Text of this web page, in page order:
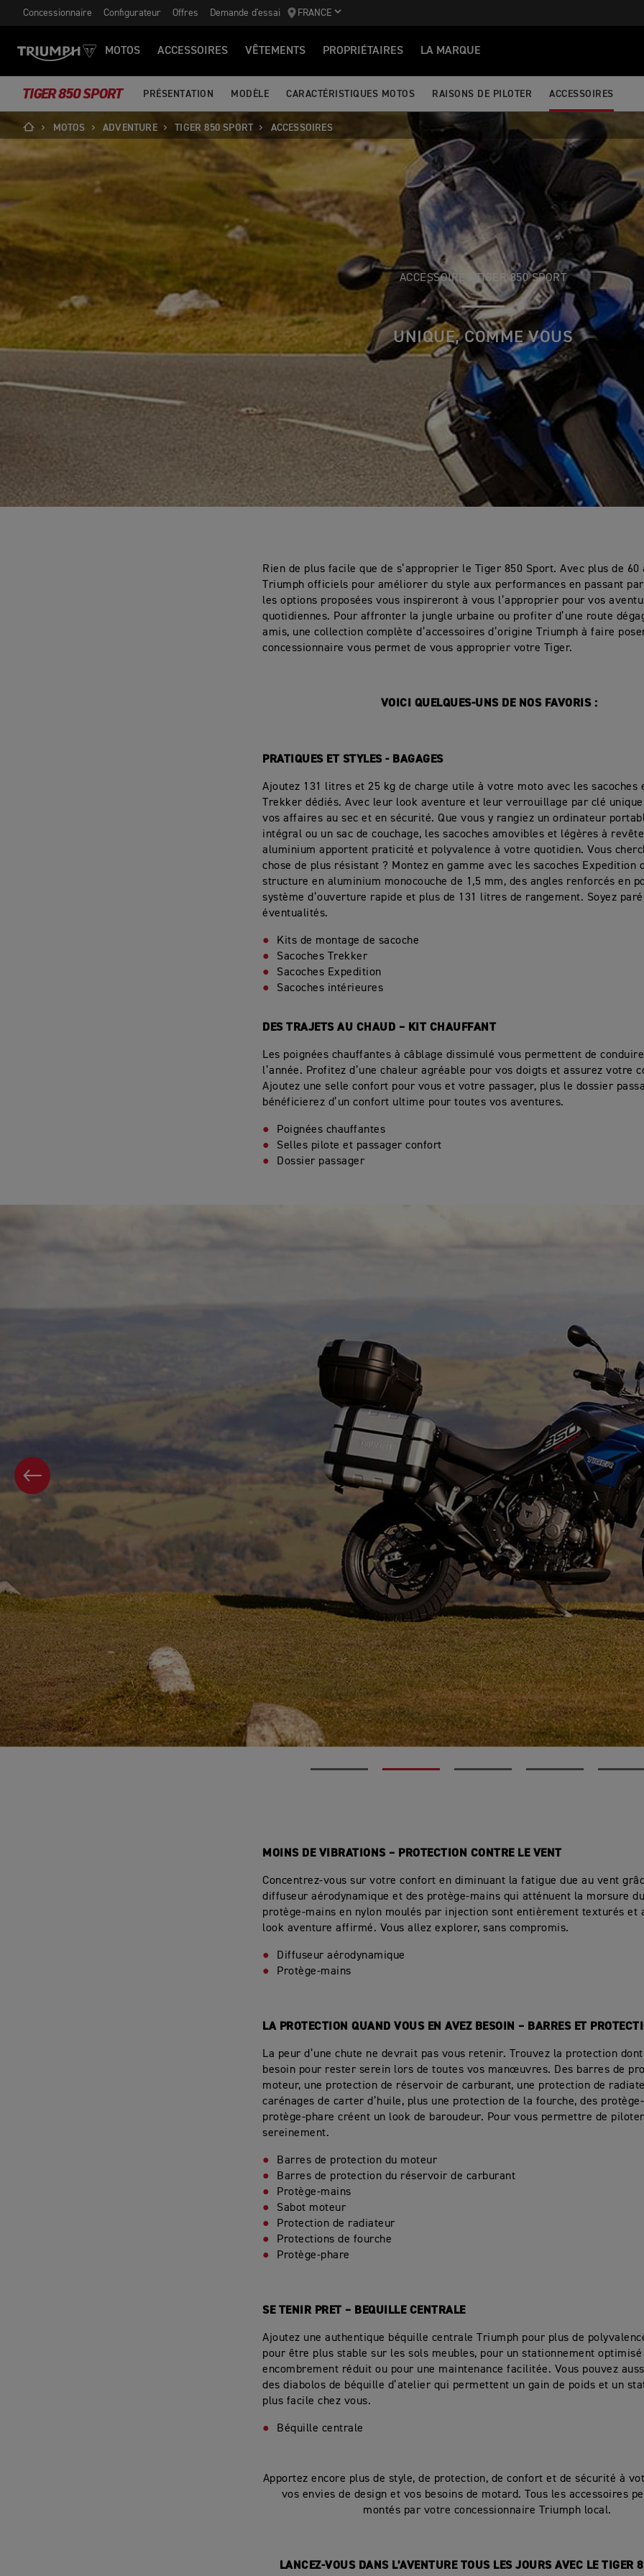
Concessionnaire Configurateur Offres Demande d'essai FRANCE
MOTOS ACCESSOIRES VÊTEMENTS PROPRIÉTAIRES LA MARQUE
TIGER 850 SPORT PRÉSENTATION MODÈLE CARACTÉRISTIQUES MOTOS RAISONS DE PILOTER ACCESSOIRES
MOTOS ADVENTURE TIGER 850 SPORT ACCESSOIRES
ACCESSOIRES TIGER 850 SPORT
UNIQUE, COMME VOUS
Rien de plus facile que de s’approprier le Tiger 850 Sport. Avec plus de 60
Triumph officiels pour améliorer du style aux performances en passant
les options proposées vous inspireront à vous l’approprier pour vos
quotidiennes. Pour affronter la jungle urbaine ou profiter d’une route
amis, une collection complète d’accessoires d’origine Triumph à faire
concessionnaire vous permet de vous approprier votre Tiger.
VOICI QUELQUES-UNS DE NOS FAVORIS :
PRATIQUES ET STYLES - BAGAGES
Ajoutez 131 litres et 25 kg de charge utile à votre moto avec les sacoches
Trekker dédiés. Avec leur look aventure et leur verrouillage par clé
vos affaires au sec et en sécurité. Que vous y rangiez un ordinateur
intégral ou un sac de couchage, les sacoches amovibles et légères à
aluminium apportent praticité et polyvalence à votre quotidien. Vous
chose de plus résistant ? Montez en gamme avec les sacoches Expedition
structure en aluminium monocouche de 1,5 mm, des angles renforcés en
système d’ouverture rapide et plus de 131 litres de rangement. Soyez
éventualités.
Kits de montage de sacoche
Sacoches Trekker
Sacoches Expedition
Sacoches intérieures
DES TRAJETS AU CHAUD – KIT CHAUFFANT
Les poignées chauffantes à câblage dissimulé vous permettent de
l’année. Profitez d’une chaleur agréable pour vos doigts et assurez votre
Ajoutez une selle confort pour vous et votre passager, plus le dossier
bénéficierez d’un confort ultime pour toutes vos aventures.
Poignées chauffantes
Selles pilote et passager confort
Dossier passager
PAGE PRÉCÉDENTE
MOINS DE VIBRATIONS – PROTECTION CONTRE LE VENT
Concentrez-vous sur votre confort en diminuant la fatigue due au vent
diffuseur aérodynamique et des protège-mains qui atténuent la morsure
protège-mains en nylon moulés par injection sont entièrement texturés et
look aventure affirmé. Vous allez explorer, sans compromis.
Diffuseur aérodynamique
Protège-mains
LA PROTECTION QUAND VOUS EN AVEZ BESOIN – BARRES ET
La peur d’une chute ne devrait pas vous retenir. Trouvez la protection
besoin pour rester serein lors de toutes vos manœuvres. Des barres de
moteur, une protection de réservoir de carburant, une protection de
carénages de carter d’huile, plus une protection de la fourche, des
protège-phare créent un look de baroudeur. Pour vous permettre de piloter
sereinement.
Barres de protection du moteur
Barres de protection du réservoir de carburant
Protège-mains
Sabot moteur
Protection de radiateur
Protections de fourche
Protège-phare
SE TENIR PRET – BEQUILLE CENTRALE
Ajoutez une authentique béquille centrale Triumph pour plus de
pour être plus stable sur les sols meubles, pour un stationnement
encombrement réduit ou pour une maintenance facilitée. Vous pouvez
des diabolos de béquille d’atelier qui permettent un gain de poids et un
plus facile chez vous.
Béquille centrale
Apportez encore plus de style, de protection, de confort et de sécurité à
vos envies de design et vos besoins de motard. Tous les accessoires
montés par votre concessionnaire Triumph local.
LANCEZ-VOUS DANS L’AVENTURE TOUS LES JOURS AVEC LE TIGER